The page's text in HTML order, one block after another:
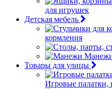
для игрушек
Детская мебель
кормления
Товары для улицы
Игровые палатки,